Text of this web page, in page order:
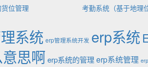
位管理 考勤系统（基于地理
系统 erp管理系统开发 erp系统
思啊erp系统的管理erp系统管理